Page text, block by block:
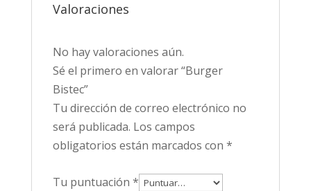
Valoraciones
No hay valoraciones aún.
Sé el primero en valorar “Burger
Bistec”
Tu dirección de correo electrónico no
será publicada. Los campos
obligatorios están marcados con *
Tu puntuación *